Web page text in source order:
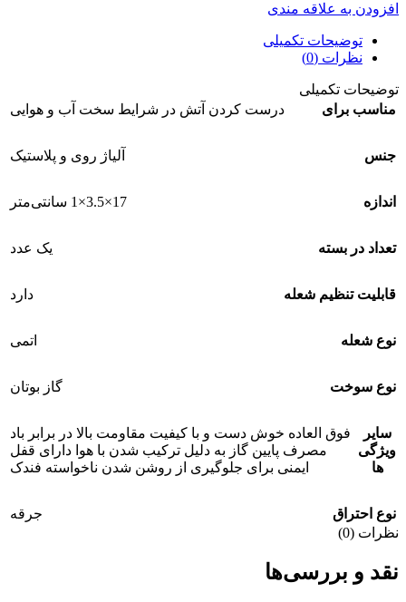
افزودن به علاقه مندی
توضیحات تکمیلی
نظرات (0)
توضیحات تکمیلی
مناسب برای
درست کردن آتش در شرایط سخت آب و هوایی
جنس آلیاژ روی و پلاستیک
اندازه 17×3.5×1 سانتی‌متر
تعداد در بسته یک عدد
قابلیت تنظیم شعله دارد
نوع شعله اتمی
نوع سوخت گاز بوتان
سایر
ویژگی
ها
فوق العاده خوش دست و با کیفیت مقاومت بالا در برابر باد
مصرف پایین گاز به دلیل ترکیب شدن با هوا دارای قفل
ایمنی برای جلوگیری از روشن شدن ناخواسته فندک
نوع احتراق
جرقه
نظرات (0)
نقد و بررسی‌ها